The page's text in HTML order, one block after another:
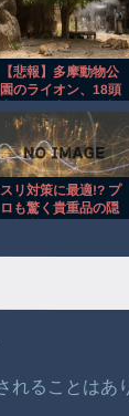
【悲報】多摩動物公
園のライオン、18頭
不良、3頭死亡 猛暑
の影響か「想定して
いな
スリ対策に最適!? プ
ロも驚く貴重品の隠
れることはあ